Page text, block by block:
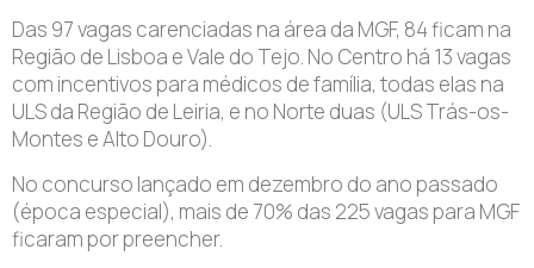
Das 97 vagas carenciadas na área da MGF, 84 ficam na
Região de Lisboa e Vale do Tejo. No Centro há 13 vagas
com incentivos para médicos de família, todas elas na
ULS da Região de Leiria, e no Norte duas (ULS Trás-os-
Montes e Alto Douro).
No concurso lançado em dezembro do ano passado
(época especial), mais de 70% das 225 vagas para MGF
ficaram por preencher.